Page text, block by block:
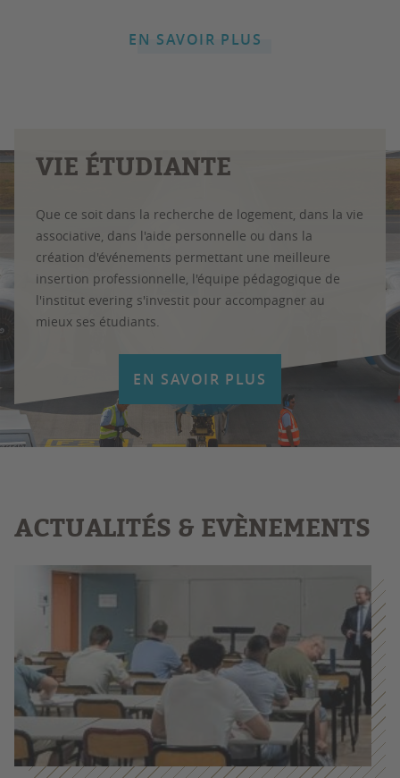
EN SAVOIR PLUS
VIE ÉTUDIANTE
Que ce soit dans la recherche de logement, dans la vie
associative, dans l'aide personnelle ou dans la
création d'événements permettant une meilleure
insertion professionnelle, l'équipe pédagogique de
l'institut evering s'investit pour accompagner au
mieux ses étudiants.
EN SAVOIR PLUS
ACTUALITÉS & EVÈNEMENTS